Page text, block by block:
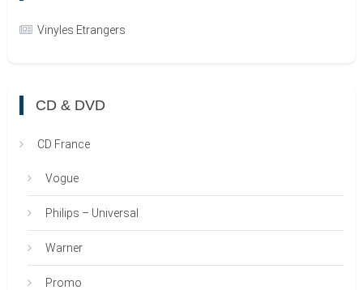
Vinyles Etrangers
CD & DVD
CD France
Vogue
Philips – Universal
Warner
Promo